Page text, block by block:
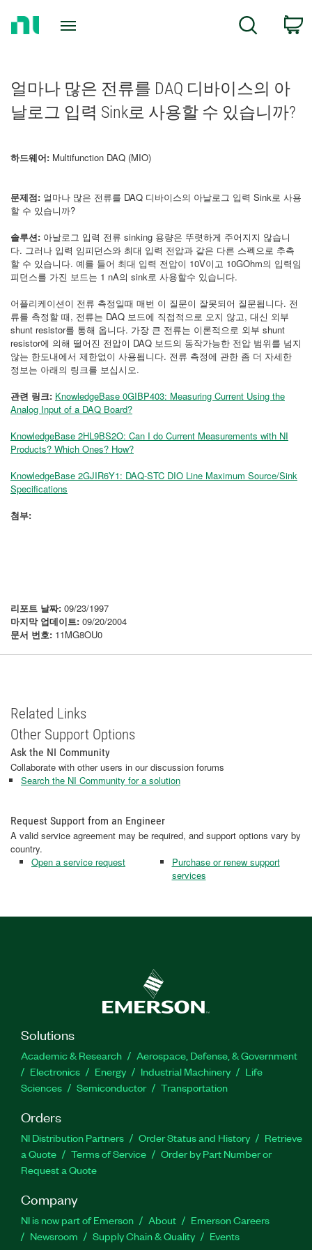
Search
얼마나 많은 전류를 DAQ 디바이스의 아
날로그 입력 Sink로 사용할 수 있습니까?
하드웨어: Multifunction DAQ (MIO)
문제점: 얼마나 많은 전류를 DAQ 디바이스의 아날로그 입력 Sink로 사용
할 수 있습니까?
솔루션: 아날로그 입력 전류 sinking 용량은 뚜렷하게 주어지지 않습니
다. 그러나 입력 임피던스와 최대 입력 전압과 같은 다른 스펙으로 추측
할 수 있습니다. 예를 들어 최대 입력 전압이 10V이고 10GOhm의 입력임
피던스를 가진 보드는 1 nA의 sink로 사용할수 있습니다.
어플리케이션이 전류 측정일때 매번 이 질문이 잘못되어 질문됩니다. 전
류를 측정할 때, 전류는 DAQ 보드에 직접적으로 오지 않고, 대신 외부
shunt resistor를 통해 옵니다. 가장 큰 전류는 이론적으로 외부 shunt
resistor에 의해 떨어진 전압이 DAQ 보드의 동작가능한 전압 범위를 넘지
않는 한도내에서 제한없이 사용됩니다. 전류 측정에 관한 좀 더 자세한
정보는 아래의 링크를 보십시오.
관련 링크: KnowledgeBase 0GIBP403: Measuring Current Using the
Analog Input of a DAQ Board?
KnowledgeBase 2HL9BS2O: Can I do Current Measurements with NI
Products? Which Ones? How?
KnowledgeBase 2GJIR6Y1: DAQ-STC DIO Line Maximum Source/Sink
Specifications
첨부:
리포트 날짜: 09/23/1997
마지막 업데이트: 09/20/2004
문서 번호: 11MG8OU0
Related Links
Other Support Options
Ask the NI Community
Collaborate with other users in our discussion forums
Search the NI Community for a solution
Request Support from an Engineer
A valid service agreement may be required, and support options vary by
country.
Open a service request
Purchase or renew support
services
Solutions
Academic & Research
Aerospace, Defense, & Government
Electronics
Energy Industrial Machinery
Life
Sciences
Semiconductor Transportation
Orders
NI Distribution Partners Order Status and History
Retrieve
a Quote
Terms of Service
Order by Part Number or
Request a Quote
Company
NI is now part of Emerson About
Emerson Careers
Newsroom
Supply Chain & Quality Events